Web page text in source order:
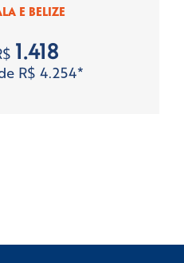
E BELIZE
1.418
R$ 4.254*